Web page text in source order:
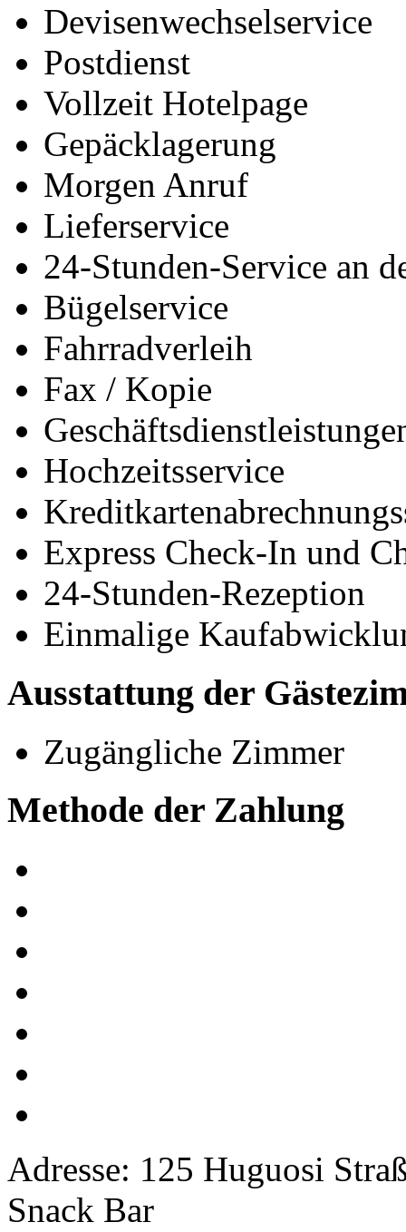
Devisenwechselservice
Postdienst
Vollzeit Hotelpage
Gepäcklagerung
Morgen Anruf
Lieferservice
24-Stunden-Service an
Bügelservice
Fahrradverleih
Fax / Kopie
Hochzeitsservice
Express Check-In und
24-Stunden-Rezeption
Einmalige
Ausstattung der
Zugängliche Zimmer
Methode der Zahlung
Adresse: 125 Huguosi
Snack Bar